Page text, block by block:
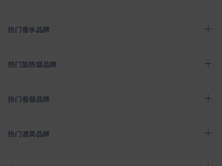
热门香水品牌
热门加热烟品牌
热门香烟品牌
热门酒类品牌